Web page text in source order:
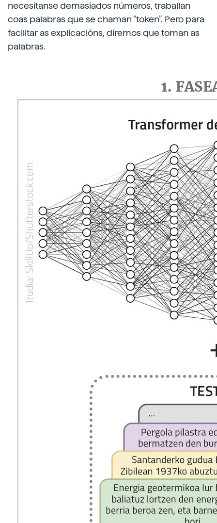
necesítanse demasiados números, traballan
coas palabras que se chaman “token”. Pero para
facilitar as explicacións, diremos que toman as
palabras.